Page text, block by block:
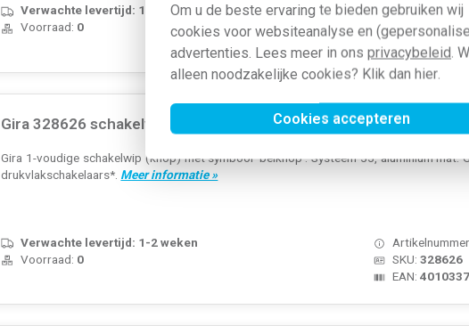
Om u de beste ervaring te bieden gebruiken wij
cookies voor websiteanalyse en
advertenties. Lees meer in ons privacybeleid.
alleen noodzakelijke cookies? Klik dan hier.
Cookies accepteren
Artikelnummer:
SKU:328526
EAN:
Verwachte levertijd: 1-2 weken
Voorraad: 0
Gira 328626 schakelwip met symbool bel Systeem 55 aluminium
Gira 1-voudige schakelwip (knop) met symbool 'belknop'. Systeem 55, aluminium mat.
drukvlakschakelaars*. Meer informatie »
SKU:328626
EAN:
Verwachte levertijd: 1-2 weken
Voorraad: 0